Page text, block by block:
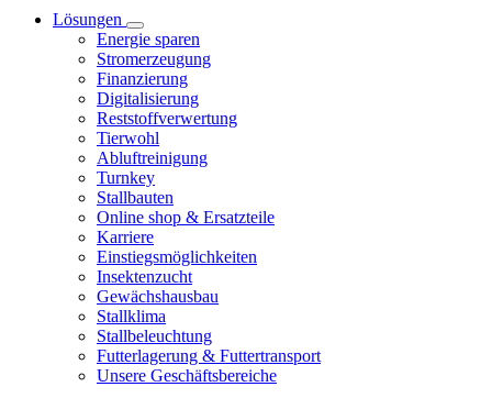
Lösungen
Energie sparen
Stromerzeugung
Finanzierung
Digitalisierung
Reststoffverwertung
Tierwohl
Abluftreinigung
Turnkey
Stallbauten
Online shop & Ersatzteile
Karriere
Einstiegsmöglichkeiten
Insektenzucht
Gewächshausbau
Stallklima
Stallbeleuchtung
Futterlagerung & Futtertransport
Unsere Geschäftsbereiche